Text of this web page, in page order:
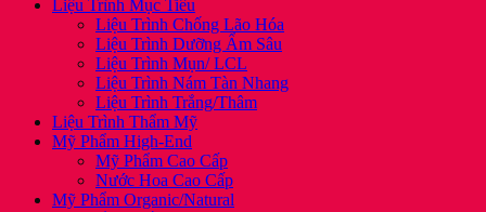
Liệu Trình Mục Tiêu
Liệu Trình Chống Lão Hóa
Liệu Trình Dưỡng Ẩm Sâu
Liệu Trình Mụn/ LCL
Liệu Trình Nám Tàn Nhang
Liệu Trình Trắng/Thâm
Liệu Trình Thẩm Mỹ
Mỹ Phẩm High-End
Mỹ Phẩm Cao Cấp
Nước Hoa Cao Cấp
Mỹ Phẩm Organic/Natural